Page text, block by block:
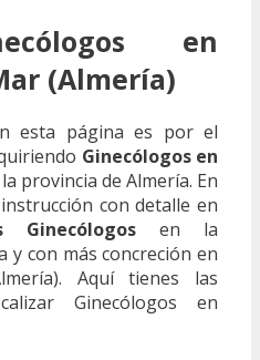
en
(Almería)
esta página es por el
Ginecólogos en
provincia de Almería. En
con detalle en
Ginecólogos en la
y con más concreción en
Aquí tienes las
Ginecólogos en